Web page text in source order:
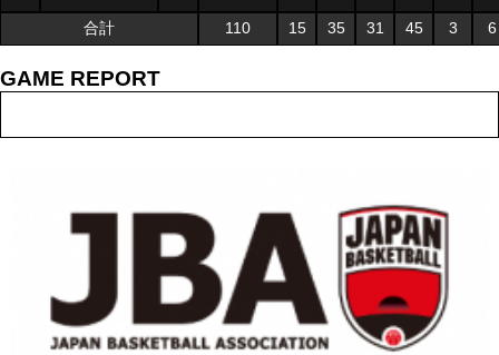
合計 110 15 35 31 45 3 6
GAME REPORT